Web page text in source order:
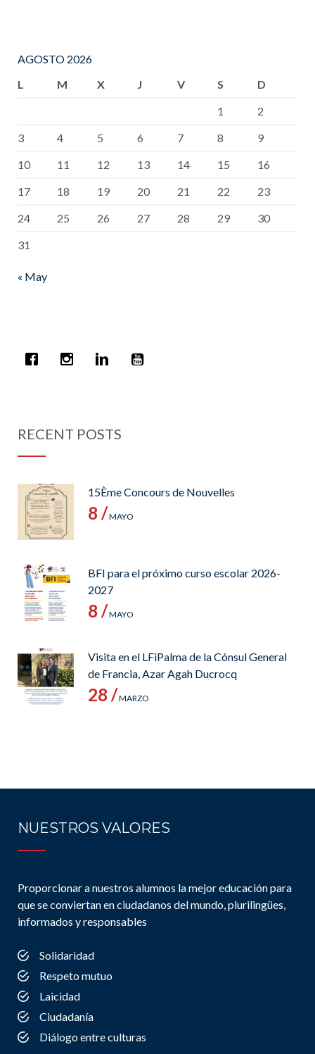
AGOSTO 2026
L
M X J V S
D
1
2
3
4 5 6 7 8
9
10
11 12 13 14 15
16
17
18 19 20 21 22
23
24
25 26 27 28 29
30
31
« May
RECENT POSTS
15Ème Concours de Nouvelles
8 /MAYO
BFI para el próximo curso escolar 2026-
2027
8 /MAYO
Visita en el LFiPalma de la Cónsul General
de Francia, Azar Agah Ducrocq
28 /MARZO
NUESTROS VALORES
Proporcionar a nuestros alumnos la mejor educación para
que se conviertan en ciudadanos del mundo, plurilingües,
informados y responsables
Solidaridad
Respeto mutuo
Laicidad
Ciudadanía
Diálogo entre culturas